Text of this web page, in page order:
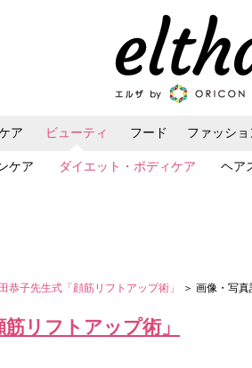
ア ビューティ
ケア ダイエット・ボディケア ヘア
フード ファッショ
恭子先生式「顔筋リフトアップ術」 ＞ 画像・写真
リフトアップ術」